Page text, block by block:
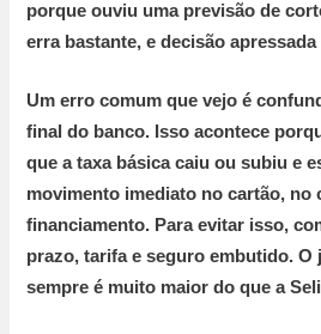
porque ouviu uma previsão de
erra bastante, e decisão
Um erro comum que vejo é
final do banco. Isso acontece
que a taxa básica caiu ou subiu e
movimento imediato no cartão, no
financiamento. Para evitar isso,
prazo, tarifa e seguro embutido. O
sempre é muito maior do que a